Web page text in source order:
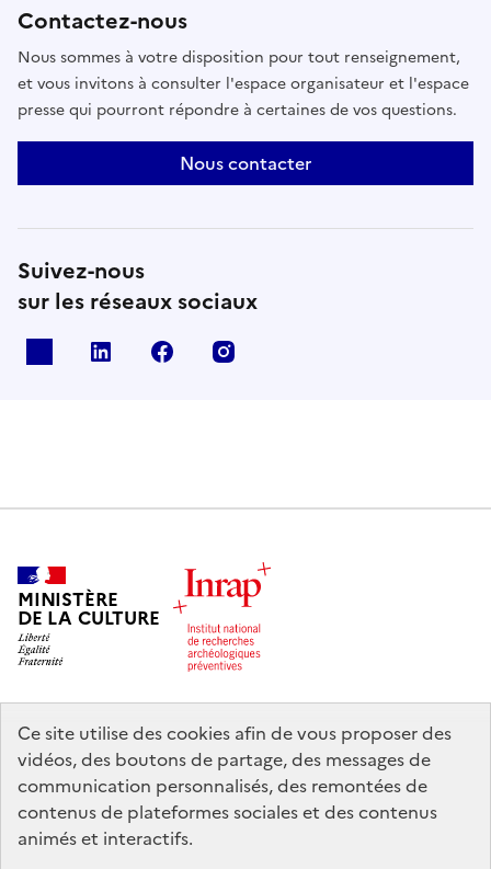
Ce site utilise des cookies afin de vous proposer des
vidéos, des boutons de partage, des messages de
communication personnalisés, des remontées de
contenus de plateformes sociales et des contenus
animés et interactifs.
Contactez-nous
Nous sommes à votre disposition pour tout renseignement,
et vous invitons à consulter l'espace organisateur et l'espace
presse qui pourront répondre à certaines de vos questions.
Nous contacter
Suivez-nous
sur les réseaux sociaux
Linkedin Facebook
MINISTÈRE
DE LA CULTURE
legifrance.gouv.fr
info.gouv.fr
service-public.gouv.fr
data.gouv.fr